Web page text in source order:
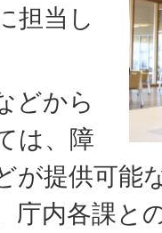
担当し
どから
は、障
が提供可能
庁内各課と